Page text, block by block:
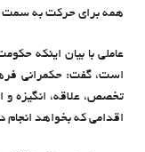
همه برای حرکت به سمت
عاملی با بیان اینکه
است، گفت: حکمرانی
تخصص، علاقه، انگیزه
اقدامی که بخواهد